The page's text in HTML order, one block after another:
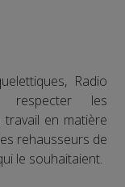
Radio
les
en matière
rehausseurs de
le souhaitaient.